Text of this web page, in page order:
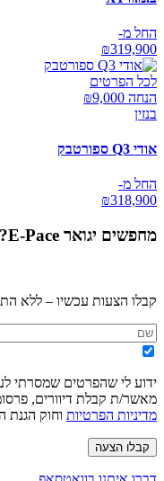
החל מ-
₪319,900
לכל הפרטים
הנחה ₪ 9,000
בנזין
אודי Q3 ספורטבק
החל מ-
₪318,900
מחפשים יגואר E-Pace ?
קבלו הצעות עכשיו – ללא
ידוע לי שהפרטים שמסרתי
מאשר/ת קבלת דיוורים,
מדיניות הפרטיות וחוק הגנת
קבלו הצעה